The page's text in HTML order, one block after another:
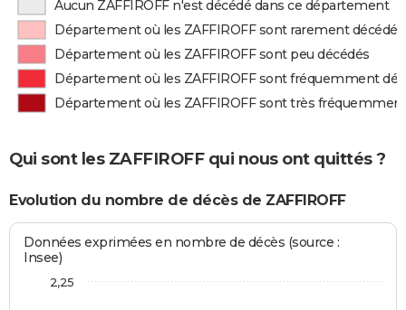
Aucun ZAFFIROFF n'est décédé dans ce département
Département où les ZAFFIROFF sont rarement décédés
Département où les ZAFFIROFF sont peu décédés
Département où les ZAFFIROFF sont fréquemment
Département où les ZAFFIROFF sont très
Qui sont les ZAFFIROFF qui nous ont quittés ?
Evolution du nombre de décès de ZAFFIROFF
Données exprimées en nombre de décès (source :
Insee)
2,25